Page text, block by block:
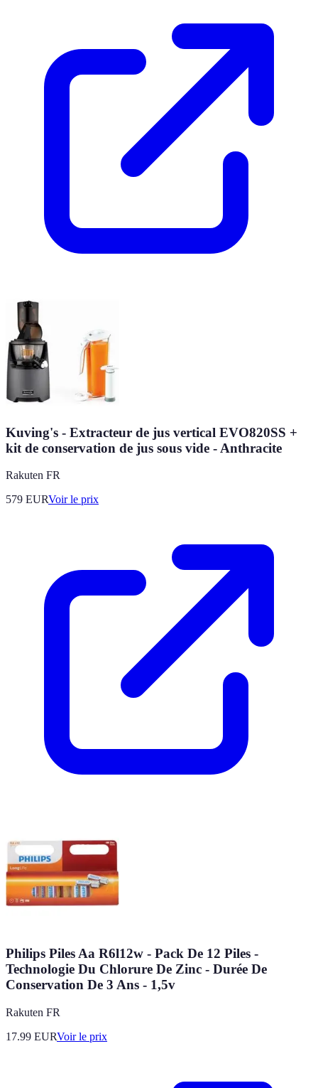
Kuving's - Extracteur de jus vertical EVO820SS +
kit de conservation de jus sous vide - Anthracite
Rakuten FR
579 EURVoir le prix
Philips Piles Aa R6l12w - Pack De 12 Piles -
Technologie Du Chlorure De Zinc - Durée De
Conservation De 3 Ans - 1,5v
Rakuten FR
17.99 EURVoir le prix